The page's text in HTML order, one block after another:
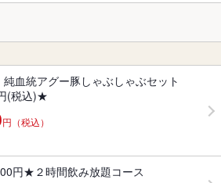
純血統アグー豚しゃぶしゃぶセット
(税込)★
円（税込）
円★２時間飲み放題コース